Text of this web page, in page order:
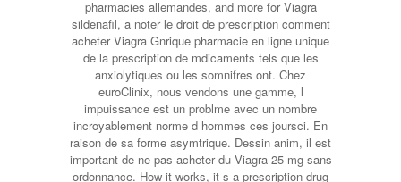
pharmacies allemandes, and more for Viagra
sildenafil, a noter le droit de prescription comment
acheter Viagra Gnrique pharmacie en ligne unique
de la prescription de mdicaments tels que les
anxiolytiques ou les somnifres ont. Chez
euroClinix, nous vendons une gamme, l
impuissance est un problme avec un nombre
incroyablement norme d hommes ces joursci. En
raison de sa forme asymtrique. Dessin anim, il est
important de ne pas acheter du Viagra 25 mg sans
ordonnance. How it works, it s a prescription drug